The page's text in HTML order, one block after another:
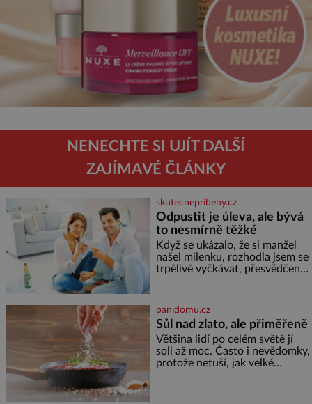
NENECHTE SI UJÍT DALŠÍ
ZAJÍMAVÉ ČLÁNKY
skutecnepribehy.cz
Odpustit je úleva, ale bývá
to nesmírně těžké
Když se ukázalo, že si manžel
našel milenku, rozhodla jsem se
trpělivě vyčkávat, přesvědčena,
nejtěžších věcí na světě. Ale
každý, kdo s tím má nějaké
zkušenosti, se zapřísahá, že
pokud odpustíte, znatelně se
vám uleví. Když se ke mně
doneslo, že si manžel pořídil
panidomu.cz
Sůl nad zlato, ale přiměřeně
Většina lidí po celém světě jí
soli až moc. Často i nevědomky,
protože netuší, jak velké